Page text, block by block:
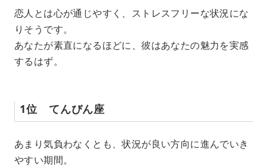
恋人とは心が通じやすく、ストレスフリーな状況にな
りそうです。
あなたが素直になるほどに、彼はあなたの魅力を実感
するはず。
1位 てんびん座
あまり気負わなくとも、状況が良い方向に進んでいき
やすい期間。